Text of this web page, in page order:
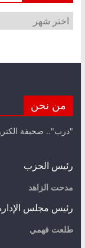
الأرشيف
من نحن
"درب".. صحيفة
رئيس الحزب
مدحت الزاهد
رئيس مجلس
طلعت فهمي